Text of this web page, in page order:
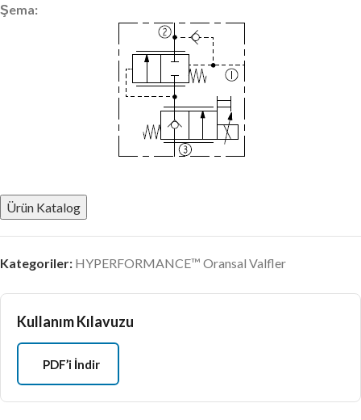
Şema:
Ürün Katalog
Kategoriler: HYPERFORMANCE™ Oransal Valfler
Kullanım Kılavuzu
PDF’i İndir